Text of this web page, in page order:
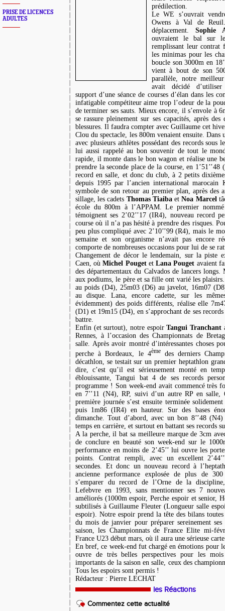
PRISE DE LICENCES
ADULTES
prédilection.
Le WE s’ouvrait
Owens à Val de
déplacement. Sophie
ouvraient le bal sur
remplissant leur contrat
les minimas pour les
boucle son 3000m en
vient à bout de son
parallèle, notre
avait décidé
support d’une séance de courses d’élan dans les
infatigable compétiteur aime trop l’odeur de la
de terminer ses sauts. Mieux encore, il s’envole à
se rassure pleinement sur ses capacités, après
blessures. Il faudra compter avec Guillaume cet
Clou du spectacle, les 800m venaient ensuite. Dans
avec plusieurs athlètes possédant des records sous
lui aussi rappelé au bon souvenir de tout le
rapide, il monte dans le bon wagon et réalise une
prendre la seconde place de la course, en
record en salle, et donc du club, à 2 petits
depuis 1995 par l’ancien international
symbole de son retour au premier plan, après des
sillage, les cadets Thomas Tiaiba etNoa Marcel
école du 800m à l’APPAM. Le premier
témoignent ses 2’02’’17 (IR4), nouveau record
course où il n’a pas hésité à prendre des risques.
peu plus compliqué avec 2’10’’99 (R4), mais le
semaine et son organisme n’avait pas encore
comporte de nombreuses occasions pour lui de se
Changement de décor le lendemain, sur la piste
Caen, oùMichel PougetetLana Pouget avaient
des départementaux du Calvados de lancers longs.
aux podiums, le père et sa fille ont varié les
au poids (D4), 25m03 (D6) au javelot, 16m07
au disque. Lana, encore cadette, sur les
évidemment) des poids différents, réalise elle
(D1) et 19m15 (D4), en s’approchant de ses
battre.
Enfin (et surtout), notre espoirTangui Tranchant
Rennes, à l’occasion des Championnats de
salle. Après avoir montré d’intéressantes choses
perche à Bordeaux, le 4èmedes derniers
décathlon, se testait sur un premier heptathlon
dire, c’est qu’il est sérieusement monté en
éblouissante, Tangui bat 4 de ses records
programme ! Son week-end avait commencé très
en 7’’11 (N4), RP, suivi d’un autre RP en
première journée s’est ensuite terminée
puis 1m86 (IR4) en hauteur. Sur des bases
dimanche. Tout d’abord, avec un bon 8’’48
temps en carrière, et surtout en battant ses records
A la perche, il bat sa meilleure marque de 3cm
de conclure en beauté son week-end sur le
performance en moins de 2’45’’ lui ouvre les
points. Contrat rempli, avec un excellent
secondes. Et donc un nouveau record à
ancienne performance explosée de plus de
s’emparer du record de l’Orne de la
Lefebvre en 1993, sans mentionner ses 7
améliorés (1000m espoir, Perche espoir et senior,
subtilisés à Guillaume Fleuter (Longueur salle
espoir). Notre espoir prend la tête des bilans
du mois de janvier pour préparer sereinement
saison, les Championnats de France Elite mi-
France U23 début mars, où il aura une sérieuse
En bref, ce week-end fut chargé en émotions pour
ouvre de très belles perspectives pour les
importants de la saison en salle, ceux des
Tous les espoirs sont permis !
Rédacteur : Pierre LECHAT
les Réactions
Commentez cette actualité